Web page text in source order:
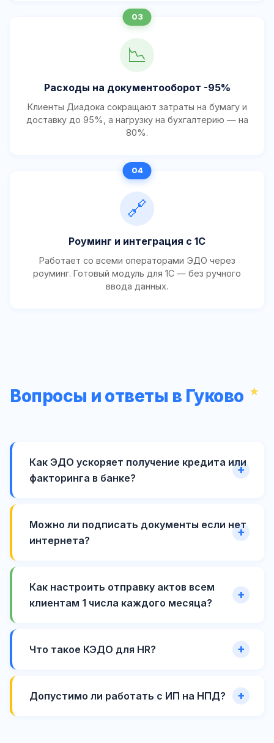
📉
Расходы на документооборот -95%
Клиенты Диадока сокращают затраты на бумагу и
доставку до 95%, а нагрузку на бухгалтерию — на
80%.
🔗
Роуминг и интеграция с 1С
Работает со всеми операторами ЭДО через
роуминг. Готовый модуль для 1С — без ручного
ввода данных.
Вопросы и ответы в Гуково
Как ЭДО ускоряет получение кредита или
факторинга в банке?
Можно ли подписать документы если нет
интернета?
Как настроить отправку актов всем
клиентам 1 числа каждого месяца?
Что такое КЭДО для HR?
Допустимо ли работать с ИП на НПД?